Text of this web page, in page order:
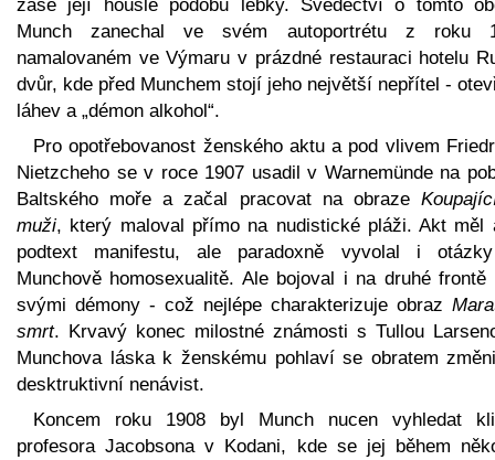
zase její housle podobu lebky. Svědectví o tomto
Munch zanechal ve svém autoportrétu z roku
namalovaném ve Výmaru v prázdné restauraci hotelu
dvůr, kde před Munchem stojí jeho největší nepřítel -
láhev a „démon alkohol“.
Pro opotřebovanost ženského aktu a pod vlivem
Nietzcheho se v roce 1907 usadil v Warnemünde na
Baltského moře a začal pracovat na obraze
muži, který maloval přímo na nudistické pláži. Akt měl
podtext manifestu, ale paradoxně vyvolal i
Munchově homosexualitě. Ale bojoval i na druhé
svými démony - což nejlépe charakterizuje obraz
smrt. Krvavý konec milostné známosti s Tullou
Munchova láska k ženskému pohlaví se obratem
desktruktivní nenávist.
Koncem roku 1908 byl Munch nucen vyhledat
profesora Jacobsona v Kodani, kde se jej během